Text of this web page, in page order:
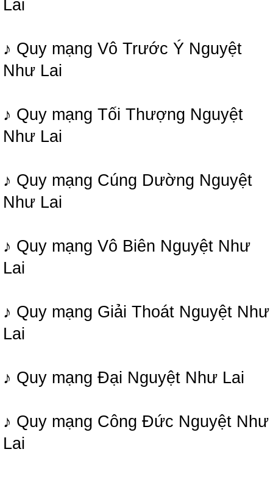
Lai
♪ Quy mạng Vô Trước Ý Nguyệt
Như Lai
♪ Quy mạng Tối Thượng Nguyệt
Như Lai
♪ Quy mạng Cúng Dường Nguyệt
Như Lai
♪ Quy mạng Vô Biên Nguyệt Như
Lai
♪ Quy mạng Giải Thoát Nguyệt Như
Lai
♪ Quy mạng Đại Nguyệt Như Lai
♪ Quy mạng Công Đức Nguyệt Như
Lai